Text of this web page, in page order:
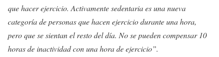
que hacer ejercicio. Activamente sedentaria es una nueva
categoría de personas que hacen ejercicio durante una hora,
pero que se sientan el resto del día. No se pueden compensar 10
horas de inactividad con una hora de ejercicio”.